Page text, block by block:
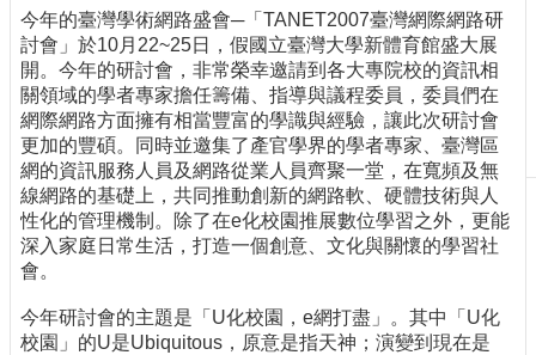
出
版
刊
物
校
務
服
務
專
題
導
今年的臺灣學術網路盛會─「TANET2007臺灣網際網路研
討會」於10月22~25日，假國立臺灣大學新體育館盛大展
開。今年的研討會，非常榮幸邀請到各大專院校的資訊相
關領域的學者專家擔任籌備、指導與議程委員，委員們在
網際網路方面擁有相當豐富的學識與經驗，讓此次研討會
更加的豐碩。同時並邀集了產官學界的學者專家、臺灣區
網的資訊服務人員及網路從業人員齊聚一堂，在寬頻及無
線網路的基礎上，共同推動創新的網路軟、硬體技術與人
性化的管理機制。除了在e化校園推展數位學習之外，更能
深入家庭日常生活，打造一個創意、文化與關懷的學習社
會。
今年研討會的主題是「U化校園，e網打盡」。其中「U化
校園」的U是Ubiquitous，原意是指天神；演變到現在是